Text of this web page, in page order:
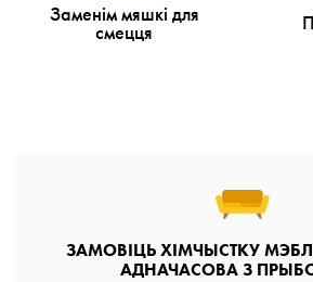
Заменім мяшкі для
смецця
ЗАМОВІЦЬ ХІМЧЫСТКУ
АДНАЧАСОВА З